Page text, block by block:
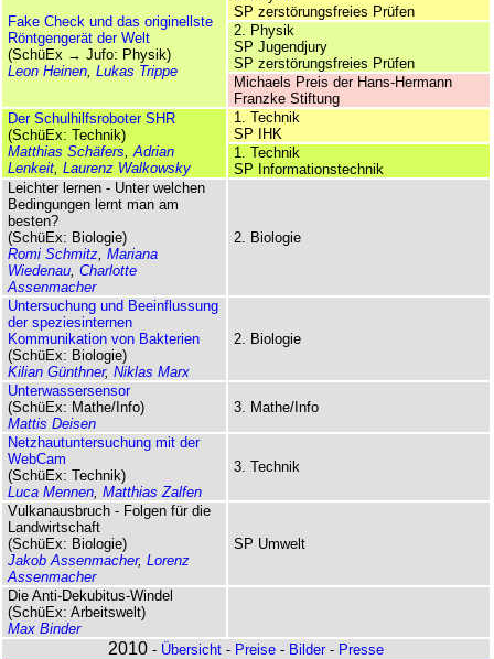
Fake Check und das originellste
Röntgengerät der Welt
(SchüEx → Jufo: Physik)
Leon Heinen Lukas Trippe
SP zerstörungsfreies Prüfen
2. Physik
SP Jugendjury
SP zerstörungsfreies Prüfen
Michaels Preis der Hans-Hermann
Franzke Stiftung
Der Schulhilfsroboter SHR
(SchüEx: Technik)
Matthias Schäfers Adrian
Lenkeit Laurenz Walkowsky
1. Technik
SP IHK
1. Technik
SP Informationstechnik
Leichter lernen - Unter welchen
Bedingungen lernt man am
besten?
(SchüEx: Biologie)
Romi Schmitz Mariana
Wiedenau Charlotte
Assenmacher
2. Biologie
Untersuchung und Beeinflussung
der speziesinternen
Kommunikation von Bakterien
(SchüEx: Biologie)
Kilian Günthner, Niklas Marx
2. Biologie
Unterwassersensor
(SchüEx: Mathe/Info)
Mattis Deisen
3. Mathe/Info
Netzhaut­untersuchung mit der
WebCam
(SchüEx: Technik)
Luca Mennen Matthias Zalfen
3. Technik
Vulkan­aus­bruch - Folgen für die
Landwirtschaft
(SchüEx: Biologie)
Jakob Assenmacher, Lorenz
Assenmacher
SP Umwelt
Die Anti-Dekubitus-Windel
(SchüEx: Arbeitswelt)
Max Binder
2010 - Übersicht - Preise - Bilder - Presse